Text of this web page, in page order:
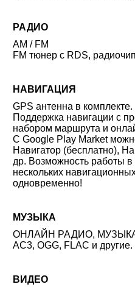
РАДИО
AM / FM
FM тюнер c RDS,
НАВИГАЦИЯ
GPS антенна в комплекте.
Поддержка навигации с
набором маршрута и
С Google Play Market
Навигатор (бесплатно),
др. Возможность работы
нескольких
одновременно!
МУЗЫКА
ОНЛАЙН РАДИО, МУЗЫКА :
AC3, OGG, FLAC и другие.
ВИДЕО